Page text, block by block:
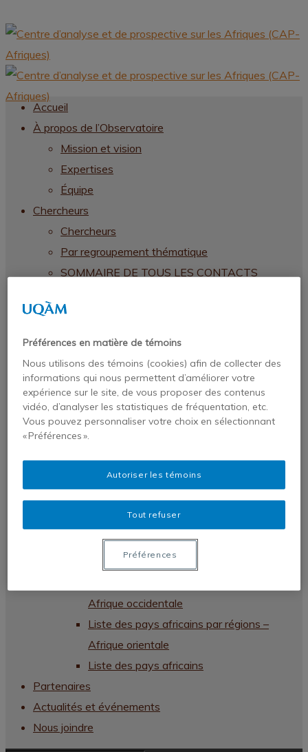
Accueil
À propos de l’Observatoire
Mission et vision
Expertises
Équipe
Chercheurs
Chercheurs
Par regroupement thématique
SOMMAIRE DE TOUS LES CONTACTS
Publications
Revues et monographies
Dans les médias
Profil
Statafriques
Liste des pays africains par régions –
Afrique australe
Liste des pays africains par régions –
Afrique centrale
Liste des pays africains par régions –
Afrique du nord
Afrique occidentale
Liste des pays africains par régions –
Afrique orientale
Liste des pays africains
Partenaires
Actualités et événements
Nous joindre
Préférences en matière de témoins
Nous utilisons des témoins (cookies) afin de collecter des
informations qui nous permettent d’améliorer votre
expérience sur le site, de vous proposer des contenus
vidéo, d’analyser les statistiques de fréquentation, etc.
Vous pouvez personnaliser votre choix en sélectionnant
« Préférences ».
Tout refuser
Autoriser les témoins
Préférences